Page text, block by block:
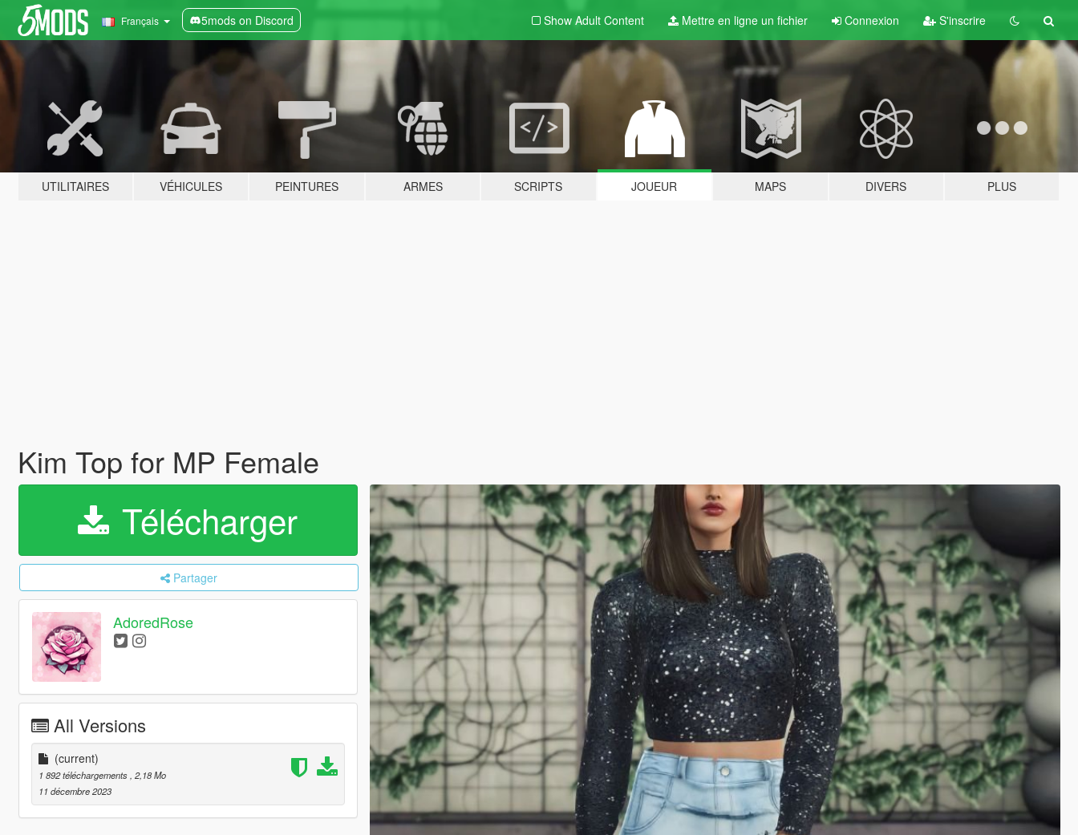
Français 5mods on Discord Show Adult Content Mettre en ligne un fichier Connexion S'inscrire
UTILITAIRES VÉHICULES PEINTURES ARMES SCRIPTS JOUEUR MAPS DIVERS PLUS
Kim Top for MP Female
Télécharger
Partager
AdoredRose
All Versions
(current)
1 892 téléchargements , 2,18 Mo
11 décembre 2023